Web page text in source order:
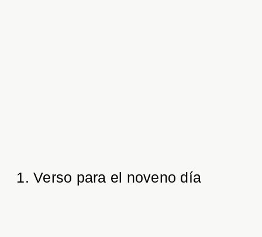
1. Verso para el noveno día